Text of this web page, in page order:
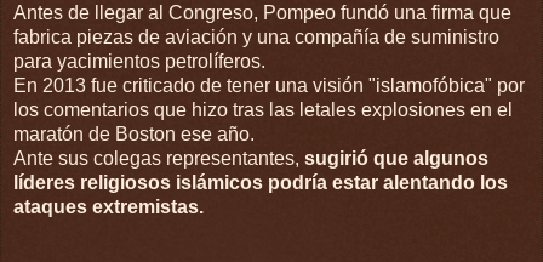
Antes de llegar al Congreso, Pompeo fundó una firma que
fabrica piezas de aviación y una compañía de suministro
para yacimientos petrolíferos.
En 2013 fue criticado de tener una visión "islamofóbica" por
los comentarios que hizo tras las letales explosiones en el
maratón de Boston ese año.
Ante sus colegas representantes, sugirió que algunos
líderes religiosos islámicos podría estar alentando los
ataques extremistas.